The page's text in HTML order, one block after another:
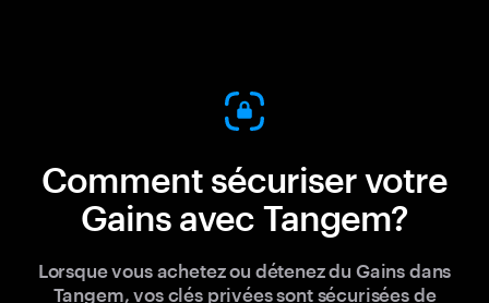
Comment sécuriser votre
Gains avec Tangem?
Lorsque vous achetez ou détenez du Gains dans
Tangem, vos clés privées sont sécurisées de